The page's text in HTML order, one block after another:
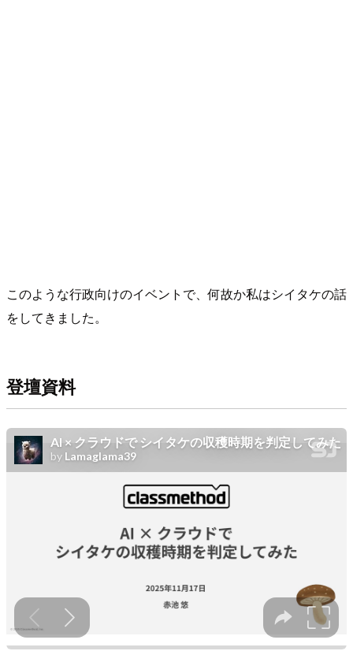
このような行政向けのイベントで、何故か私はシイタケの話
をしてきました。
登壇資料